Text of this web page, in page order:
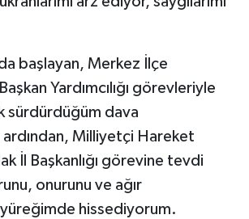
başlayan, Merkez İlçe
Yardımcılığı görevleriyle
sürdürdüğüm dava
Milliyetçi Hareket
İl Başkanlığı görevine tevdi
onurunu ve ağır
hissediyorum.